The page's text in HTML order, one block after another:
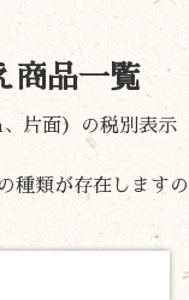
商品一覧
片面）の税別表示
種類が存在しますの